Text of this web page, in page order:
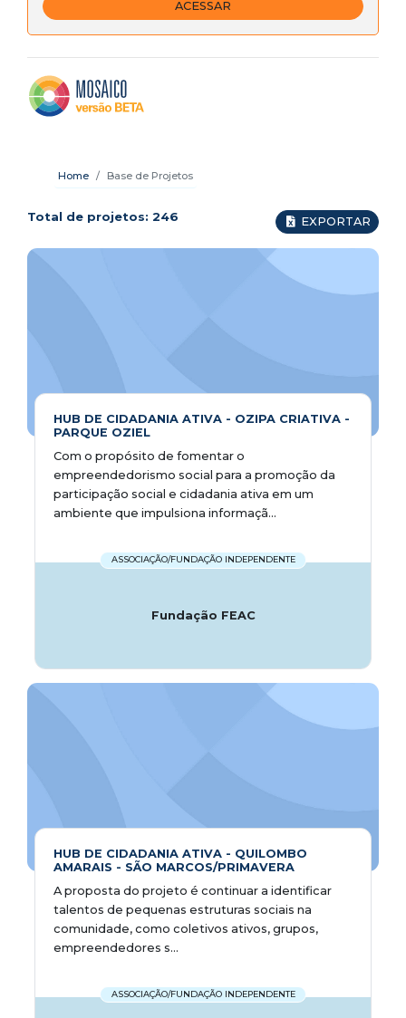
ACESSAR
Home Base de Projetos
Total de projetos: 246 EXPORTAR
HUB DE CIDADANIA ATIVA - OZIPA CRIATIVA -
PARQUE OZIEL
Com o propósito de fomentar o
empreendedorismo social para a promoção da
participação social e cidadania ativa em um
ambiente que impulsiona informaçã...
ASSOCIAÇÃO/FUNDAÇÃO INDEPENDENTE
Fundação FEAC
HUB DE CIDADANIA ATIVA - QUILOMBO
AMARAIS - SÃO MARCOS/PRIMAVERA
A proposta do projeto é continuar a identificar
talentos de pequenas estruturas sociais na
comunidade, como coletivos ativos, grupos,
empreendedores s...
ASSOCIAÇÃO/FUNDAÇÃO INDEPENDENTE